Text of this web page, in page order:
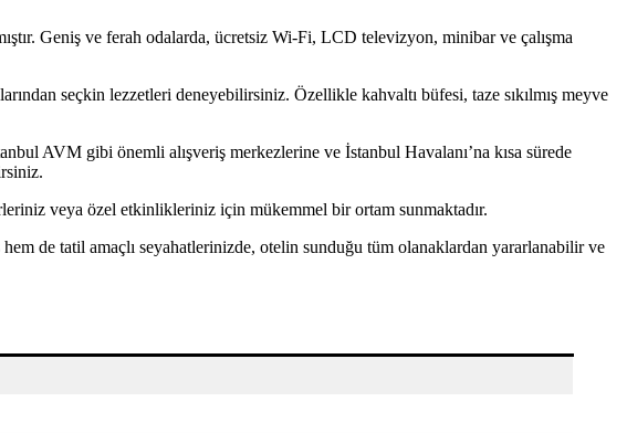
Geniş ve ferah odalarda, ücretsiz Wi-Fi, LCD televizyon, minibar ve çalışma
seçkin lezzetleri deneyebilirsiniz. Özellikle kahvaltı büfesi, taze sıkılmış meyve
AVM gibi önemli alışveriş merkezlerine ve İstanbul Havalanı’na kısa sürede
veya özel etkinlikleriniz için mükemmel bir ortam sunmaktadır.
de tatil amaçlı seyahatlerinizde, otelin sunduğu tüm olanaklardan yararlanabilir ve